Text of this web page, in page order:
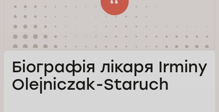
Біографія лікаря Irminy
Olejniczak-Staruch